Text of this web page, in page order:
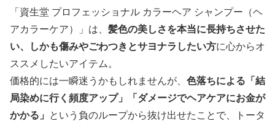
「資生堂 プロフェッショナル カラーヘア シャンプー（ヘ
アカラーケア）」は、 髪色の美しさを本当に長持ちさせた
い、しかも傷みやごわつきとサヨナラしたい方に心からオ
ススメしたいアイテム。
価格的には一瞬迷うかもしれませんが、 色落ちによる「結
局染めに行く頻度アップ」「ダメージでヘアケアにお金が
かかる」
という負のループから抜け出せたことで、トータ